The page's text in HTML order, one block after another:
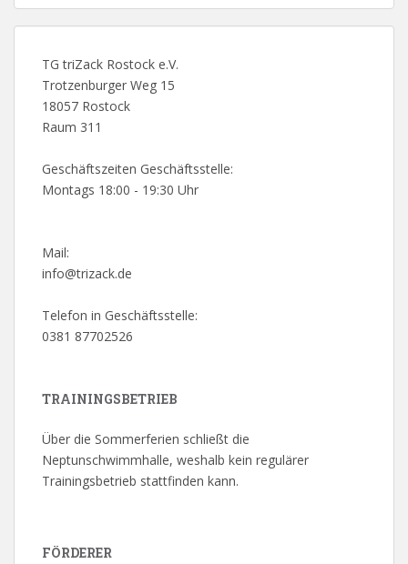
TG triZack Rostock e.V.
Trotzenburger Weg 15
18057 Rostock
Raum 311
Geschäftszeiten Geschäftsstelle:
Montags 18:00 - 19:30 Uhr
Mail:
info@trizack.de
Telefon in Geschäftsstelle:
0381 87702526
TRAININGSBETRIEB
Über die Sommerferien schließt die
Neptunschwimmhalle, weshalb kein regulärer
Trainingsbetrieb stattfinden kann.
FÖRDERER